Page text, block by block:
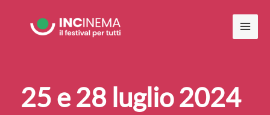
25 e 28 luglio 2024